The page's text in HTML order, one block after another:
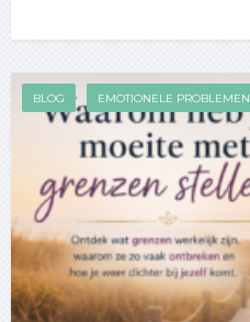
BLOG EMOTIONELE PROBLEMEN